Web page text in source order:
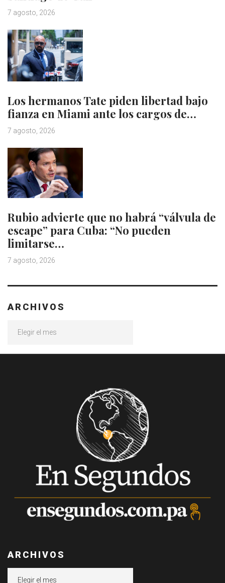
7 agosto, 2026
Los hermanos Tate piden libertad bajo
fianza en Miami ante los cargos de…
7 agosto, 2026
Rubio advierte que no habrá “válvula de
escape” para Cuba: “No pueden
limitarse…
7 agosto, 2026
ARCHIVOS
ARCHIVOS